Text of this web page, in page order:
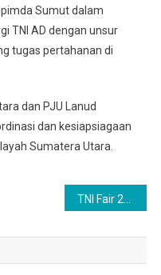
Sumut dalam
TNI AD dengan unsur
tugas pertahanan di
dan PJU Lanud
dan kesiapsiagaan
Sumatera Utara.
TNI Fair 2025 di Medan, Warga Padati Pameran Alutsista hingga Bazar Murah